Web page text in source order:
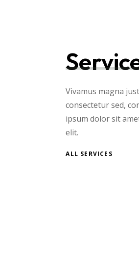
Vivamus magna
consectetur sed,
ipsum dolor sit
elit.
ALL SERVICES